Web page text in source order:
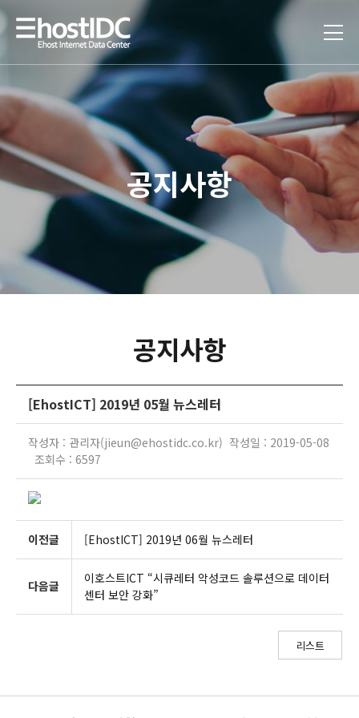
공지사항
공지사항
[EhostICT] 2019년 05월 뉴스레터
작성자 : 관리자(jieun@ehostidc.co.kr) 작성일 : 2019-05-08
조회수 : 6597
이전글 [EhostICT] 2019년 06월 뉴스레터
다음글
이호스트ICT “시큐레터 악성코드 솔루션으로 데이터
센터 보안 강화”
리스트